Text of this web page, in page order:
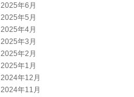
2025年6月
2025年5月
2025年4月
2025年3月
2025年2月
2025年1月
2024年12月
2024年11月